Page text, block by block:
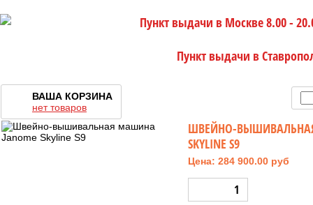
Пункт выдачи в Москве 8.00 -
Пункт выдачи в
ВАША КОРЗИНА
нет товаров
ШВЕЙНО-
SKYLINE S9
Цена: 284 900.00 руб